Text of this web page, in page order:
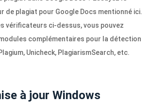
de plagiat pour Google Docs mentionné ici.
vérificateurs ci-dessus, vous pouvez
complémentaires pour la détection
Unicheck, PlagiarismSearch, etc.
à jour Windows